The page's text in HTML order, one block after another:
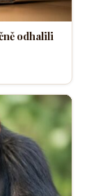
odhalili